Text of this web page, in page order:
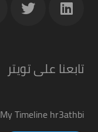
تابعنا على تويتر
My Timeline hr3athbi